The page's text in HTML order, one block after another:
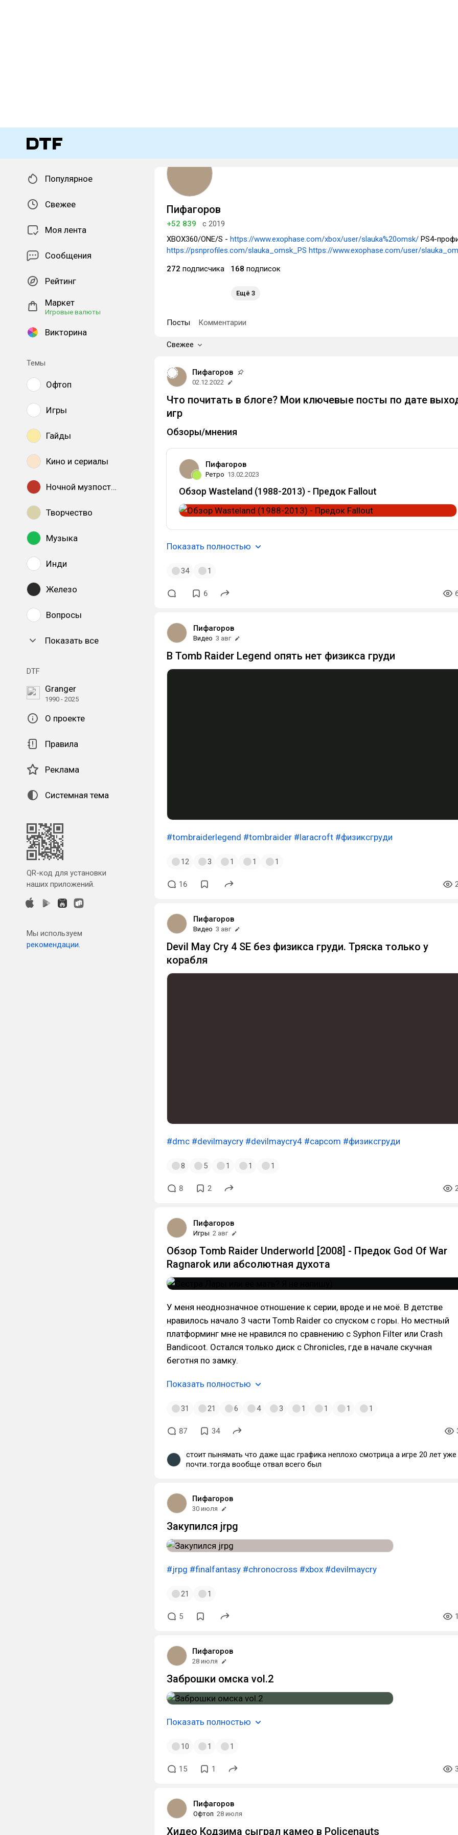
Популярное
Свежее
Моя лента
Сообщения
Рейтинг
Маркет
Игровые валюты
Викторина
Темы
Офтоп
Игры
Гайды
Кино и сериалы
Ночной музпостинг
Творчество
Музыка
Инди
Железо
Вопросы
Показать все
DTF
Granger
1990 - 2025
О проекте
Правила
Реклама
Системная тема
QR-код для установки
наших приложений.
Мы используем
рекомендации.
Пифагоров
+52 839
с 2019
XBOX360/ONE/S - https://www.exophase.com/xbox/user/slauka%20omsk/ PS4-
https://psnprofiles.com/slauka_omsk_PS https://www.exophase.com/user/
272 подписчика 168 подписок
Ещё 3
Посты Комментарии
Свежее
Пифагоров
02.12.2022
Что почитать в блоге? Мои ключевые посты по дате
игр
Обзоры/мнения
Пифагоров
Ретро 13.02.2023
Обзор Wasteland (1988-2013) - Предок Fallout
Показать полностью
34 1
6
Пифагоров
Видео 3 авг
В Tomb Raider Legend опять нет физикса груди
#tombraiderlegend #tombraider #laracroft #физиксгруди
12 3 1 1 1
16
Пифагоров
Видео 3 авг
Devil May Cry 4 SE без физикса груди. Тряска только у
корабля
#dmc #devilmaycry #devilmaycry4 #capcom #физиксгруди
8 5 1 1 1
8 2
Пифагоров
Игры 2 авг
Обзор Tomb Raider Underworld [2008] - Предок God Of War
Ragnarok или абсолютная духота
У меня неоднозначное отношение к серии, вроде и не моё. В детстве
нравилось начало 3 части Tomb Raider со спуском с горы. Но местный
платформинг мне не нравился по сравнению с Syphon Filter или Crash
Bandicoot. Остался только диск с Chronicles, где в начале скучная
беготня по замку.
Показать полностью
31 21 6 4 3 1 1 1 1
87 34
стоит пынямать что даже щас графика неплохо смотрица а игре 20 лет уже
почти..тогда вообще отвал всего был
Пифагоров
30 июля
Закупился jrpg
#jrpg #finalfantasy #chronocross #xbox #devilmaycry
21 1
5
Пифагоров
28 июля
Заброшки омска vol.2
Показать полностью
10 1 1
15 1
Пифагоров
Офтоп 28 июля
Хидео Кодзима сыграл камео в Policenauts